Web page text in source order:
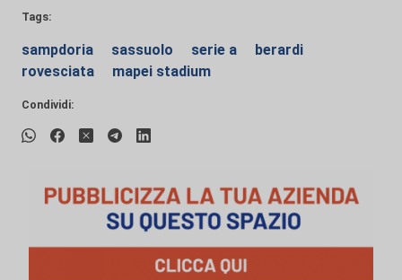
Tags:
sampdoria sassuolo serie a
berardi
rovesciata
mapei stadium
Condividi: